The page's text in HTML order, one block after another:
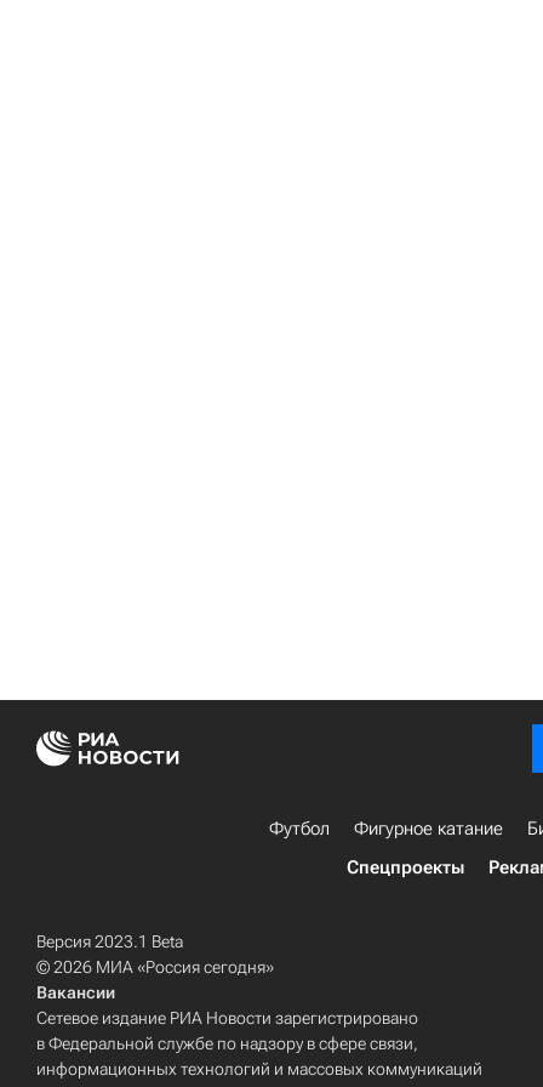
Футбол Фигурное катание
Спецпроекты
Версия 2023.1 Beta
© 2026 МИА «Россия сегодня»
Вакансии
Сетевое издание РИА Новости зарегистрировано
в Федеральной службе по надзору в сфере связи,
информационных технологий и массовых коммуникаций